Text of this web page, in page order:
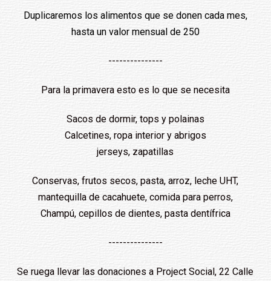
Duplicaremos los alimentos que se donen cada mes,
hasta un valor mensual de 250
---------------
Para la primavera esto es lo que se necesita
Sacos de dormir, tops y polainas
Calcetines, ropa interior y abrigos
jerseys, zapatillas
Conservas, frutos secos, pasta, arroz, leche UHT,
mantequilla de cacahuete, comida para perros,
Champú, cepillos de dientes, pasta dentífrica
---------------
Se ruega llevar las donaciones a Project Social, 22 Calle